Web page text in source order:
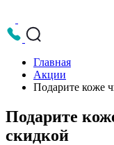
Главная
Акции
Подарите коже
Подарите
скидкой